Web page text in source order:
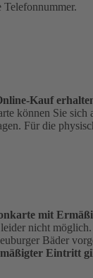
Kauf
können Sie sich
Für die
mit
nicht
Bäder
Eintritt